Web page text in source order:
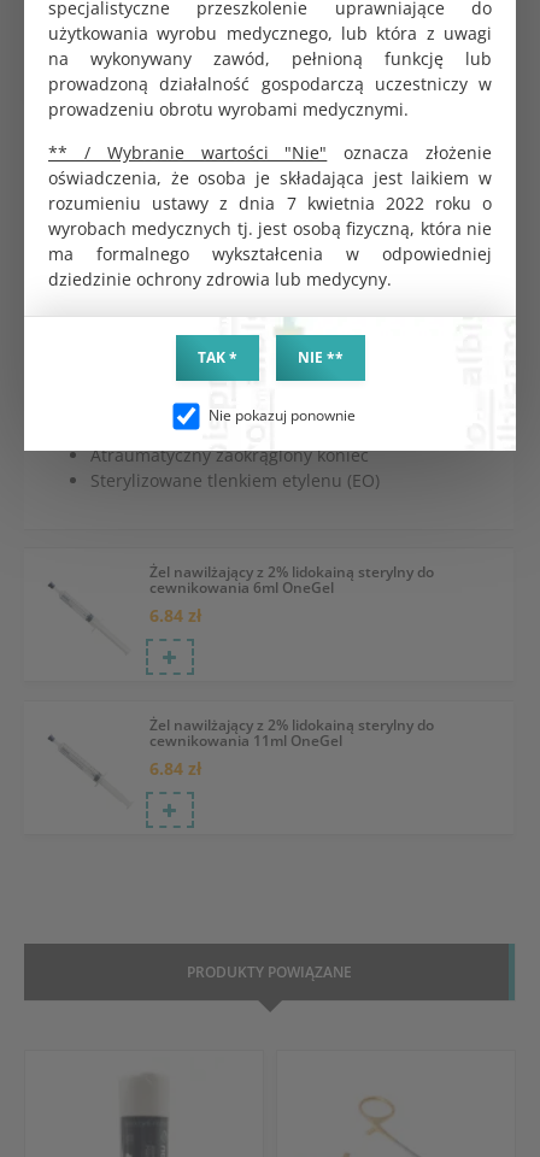
specjalistyczne przeszkolenie uprawniające do
użytkowania wyrobu medycznego, lub która z uwagi
na wykonywany zawód, pełnioną funkcję lub
prowadzoną działalność gospodarczą uczestniczy w
prowadzeniu obrotu wyrobami medycznymi.
** / Wybranie wartości "Nie" oznacza złożenie
oświadczenia, że osoba je składająca jest laikiem w
rozumieniu ustawy z dnia 7 kwietnia 2022 roku o
wyrobach medycznych tj. jest osobą fizyczną, która nie
ma formalnego wykształcenia w odpowiedniej
dziedzinie ochrony zdrowia lub medycyny.
TAK * NIE **
Nie pokazuj ponownie
Żel nawilżający z 2% lidokainą sterylny do
cewnikowania 6ml OneGel
6.84 zł
Żel nawilżający z 2% lidokainą sterylny do
cewnikowania 11ml OneGel
6.84 zł
Dane logistyczne
Opakowanie jednostkowe 1 szt.
Cewnik urologiczny typu Nelaton CH12 służy do
odprowadzania moczu u pacjentów, u których jest to
utrudnione lub nie mogą samodzielnie oddawać
moczu.
Cewnik typu Nelaton CH12 - skuteczny
i bezpieczny
Długość 40 cm
Wykonany z medycznego PCV
Powierzchnia gładka
Posiada dwa otwory boczne
Atraumatyczny zaokrąglony koniec
Sterylizowane tlenkiem etylenu (EO)
PRODUKTY POWIĄZANE